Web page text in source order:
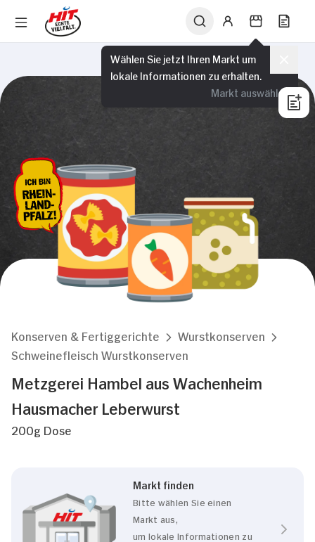
Wählen Sie jetzt Ihren Markt um
lokale Informationen zu erhalten.
Markt auswählen
Konserven & Fertiggerichte
Wurstkonserven
Schweinefleisch Wurstkonserven
Metzgerei Hambel aus Wachenheim
Hausmacher Leberwurst
200g Dose
Markt finden
Bitte wählen Sie einen
Markt aus,
um lokale Informationen zu